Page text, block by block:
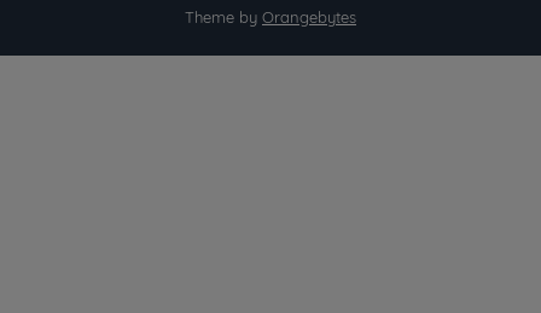
Theme by Orangebytes